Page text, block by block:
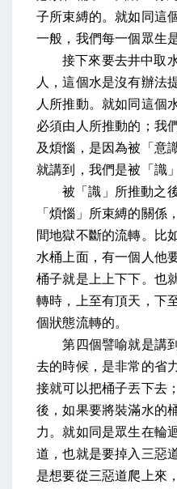
子所束縛的。就如同這
一般，我們每一個眾生
接下來要去井中取
人，這個水是沒有辦法
人所推動。就如同這個
必須由人所推動的；我
及煩惱，是因為被「意
就講到，我們是被「識
被「識」所推動之
「煩惱」所束縛的關係
間地獄不斷的流轉。比
水桶上面，有一個人他
桶子就是上上下下。也
轉時，上至有頂天，下
個狀態流轉的。
第四個譬喻就是講到
去的時候，是非常的省
接就可以把桶子丟下去
後，如果要將裝滿水的
力。就如同是眾生在輪
道，也就是要掉入三惡
是想要從三惡道爬上來